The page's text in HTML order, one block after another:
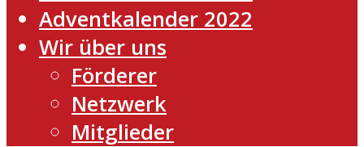
Adventkalender 2022
Wir über uns
Förderer
Netzwerk
Mitglieder